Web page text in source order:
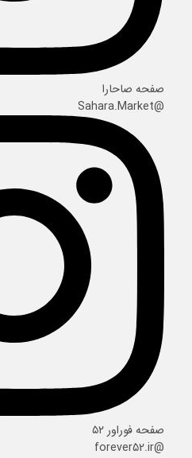
صفحه صاحارا
@Sahara.Market
صفحه فوراور ۵۲
@forever52.ir